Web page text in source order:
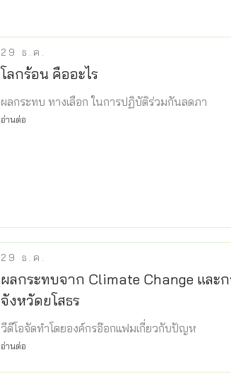
29 ธ.ค.
โลกร้อน คืออะไร
ผลกระทบ ทางเลือก ในการปฏิบัติร่วมกันลดภา
อ่านต่อ
29 ธ.ค.
ผลกระทบจาก Climate Change และ
จังหวัดยโสธร
วีดีโอจัดทำโดยองค์กรอ๊อกแฟมเกี่ยวกับปัญห
อ่านต่อ